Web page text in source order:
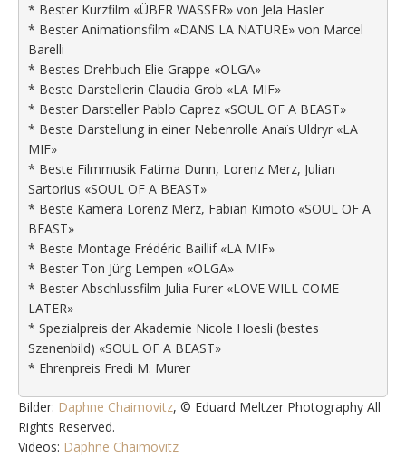
* Bester Kurzfilm «ÜBER WASSER» von Jela Hasler
* Bester Animationsfilm «DANS LA NATURE» von Marcel
Barelli
* Bestes Drehbuch Elie Grappe «OLGA»
* Beste Darstellerin Claudia Grob «LA MIF»
* Bester Darsteller Pablo Caprez «SOUL OF A BEAST»
* Beste Darstellung in einer Nebenrolle Anaïs Uldryr «LA
MIF»
* Beste Filmmusik Fatima Dunn, Lorenz Merz, Julian
Sartorius «SOUL OF A BEAST»
* Beste Kamera Lorenz Merz, Fabian Kimoto «SOUL OF A
BEAST»
* Beste Montage Frédéric Baillif «LA MIF»
* Bester Ton Jürg Lempen «OLGA»
* Bester Abschlussfilm Julia Furer «LOVE WILL COME
LATER»
* Spezialpreis der Akademie Nicole Hoesli (bestes
Szenenbild) «SOUL OF A BEAST»
* Ehrenpreis Fredi M. Murer
Bilder: Daphne Chaimovitz, © Eduard Meltzer Photography All
Rights Reserved.
Videos: Daphne Chaimovitz